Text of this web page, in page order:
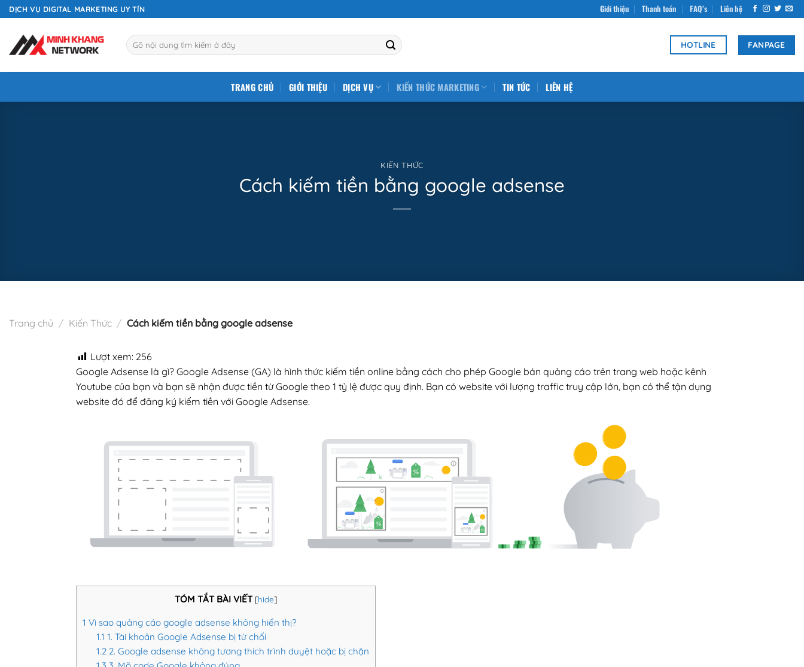
Bỏ
dung
DỊCH VỤ DIGITAL MARKETING UY TÍN Giới thiệu Thanh toán FAQ’s Liên hệ
HOTLINE FANPAGE
TRANG CHỦ GIỚI THIỆU DỊCH VỤ KIẾN THỨC MARKETING TIN TỨC LIÊN HỆ
KIẾN THỨC
Cách kiếm tiền bằng google adsense
Trang chủ / Kiến Thức / Cách kiếm tiền bằng google adsense
Lượt xem: 256
Google Adsense là gì? Google Adsense (GA) là hình thức kiếm tiền online bằng cách cho phép Google bán quảng cáo trên trang web hoặc kênh
Youtube của bạn và bạn sẽ nhận được tiền từ Google theo 1 tỷ lệ được quy định. Bạn có website với lượng traffic truy cập lớn, bạn có thể tận dụng
website đó để đăng ký kiếm tiền với Google Adsense.
TÓM TẮT BÀI VIẾT [hide]
1 Vì sao quảng cáo google adsense không hiển thị?
1.1 1. Tài khoản Google Adsense bị từ chối
1.22. Google adsense không tương thích trình duyệt hoặc bị chặn